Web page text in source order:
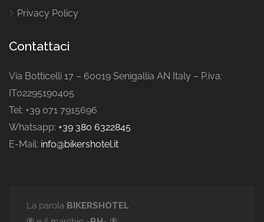
Privacy Policy
Contattaci
Via Botticelli 17 – 60019 Senigallia AN Italy – P.iva:
IT02295190405
Tel: +39 071 7915696
Whatsapp: +39 380 6322845
E-Mail: info@bikershotel.it
La parola BIKERSHOTEL